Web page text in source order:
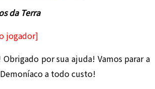
da Terra
jogador]
Obrigado por sua ajuda! Vamos parar a
a todo custo!